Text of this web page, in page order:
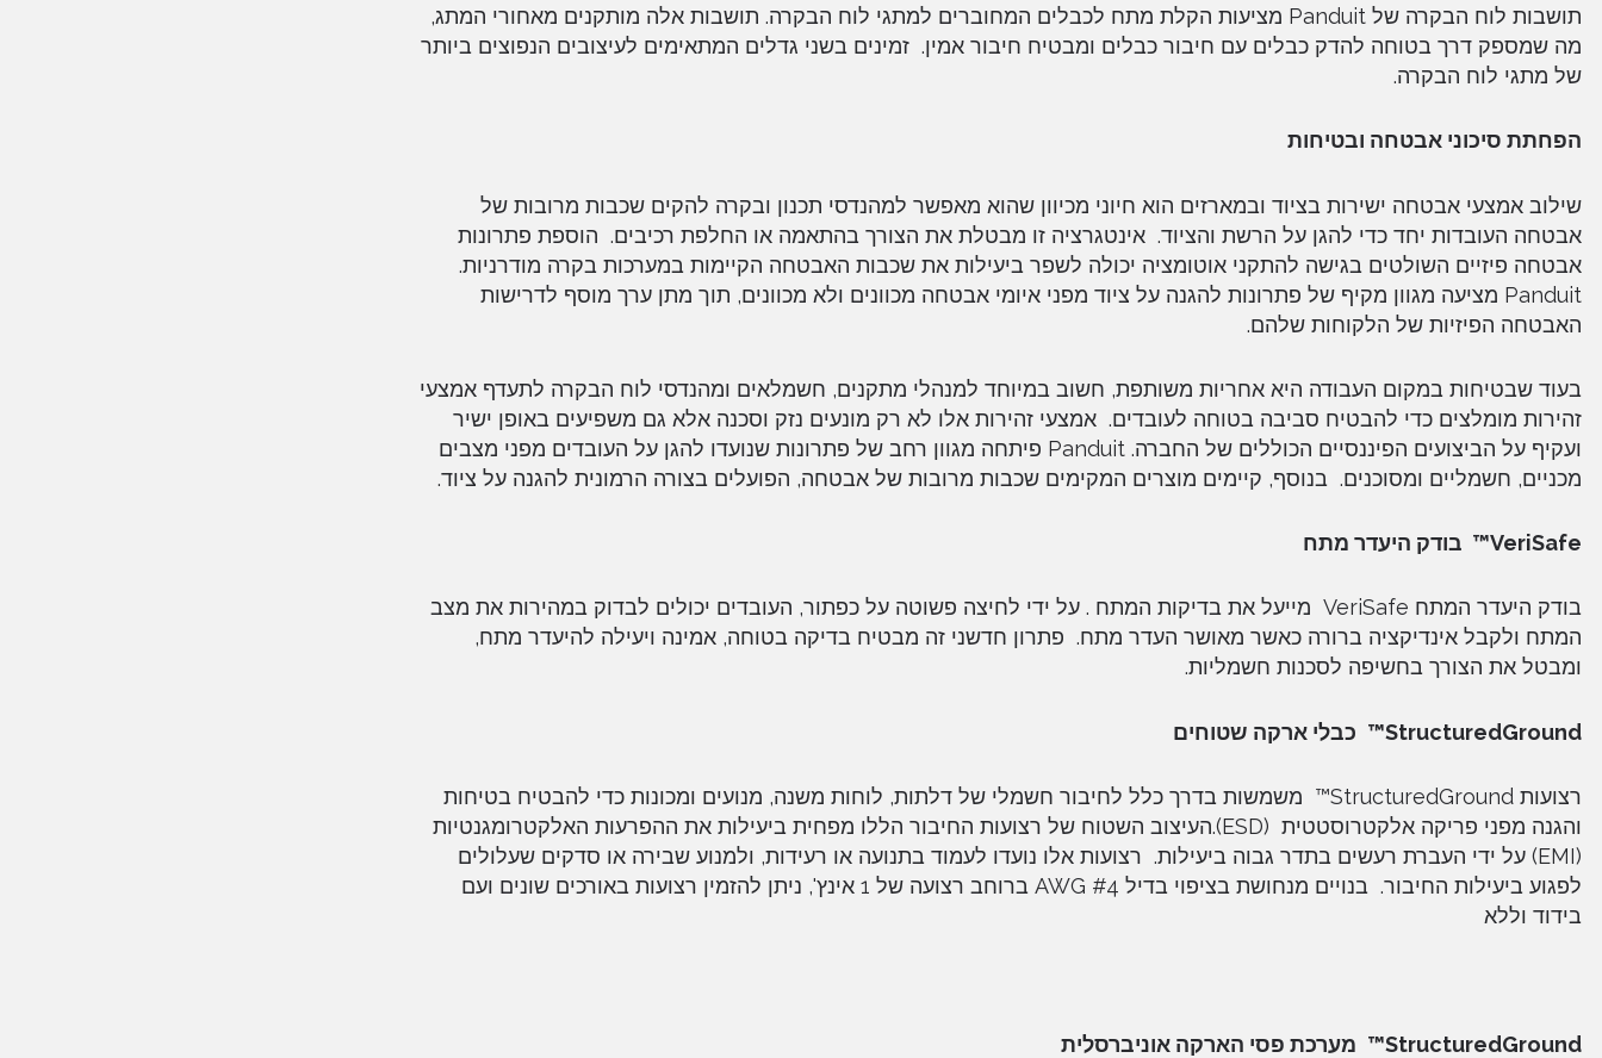
תושבות לוח הבקרה של Panduit מציעות הקלת מתח לכבלים המחוברים למתגי לוח הבקרה. תושבות אלה מותקנים מאחורי המתג,
מה שמספק דרך בטוחה להדק כבלים עם חיבור כבלים ומבטיח חיבור אמין. זמינים בשני גדלים המתאימים לעיצובים הנפוצים ביותר
של מתגי לוח הבקרה.
הפחתת סיכוני אבטחה ובטיחות
שילוב אמצעי אבטחה ישירות בציוד ובמארזים הוא חיוני מכיוון שהוא מאפשר למהנדסי תכנון ובקרה להקים שכבות מרובות של
אבטחה העובדות יחד כדי להגן על הרשת והציוד. אינטגרציה זו מבטלת את הצורך בהתאמה או החלפת רכיבים. הוספת פתרונות
אבטחה פיזיים השולטים בגישה להתקני אוטומציה יכולה לשפר ביעילות את שכבות האבטחה הקיימות במערכות בקרה מודרניות.
Panduit מציעה מגוון מקיף של פתרונות להגנה על ציוד מפני איומי אבטחה מכוונים ולא מכוונים, תוך מתן ערך מוסף לדרישות
האבטחה הפיזיות של הלקוחות שלהם.
בעוד שבטיחות במקום העבודה היא אחריות משותפת, חשוב במיוחד למנהלי מתקנים, חשמלאים ומהנדסי לוח הבקרה לתעדף אמצעי
זהירות מומלצים כדי להבטיח סביבה בטוחה לעובדים. אמצעי זהירות אלו לא רק מונעים נזק וסכנה אלא גם משפיעים באופן ישיר
ועקיף על הביצועים הפיננסיים הכוללים של החברה. Panduit פיתחה מגוון רחב של פתרונות שנועדו להגן על העובדים מפני מצבים
מכניים, חשמליים ומסוכנים. בנוסף, קיימים מוצרים המקימים שכבות מרובות של אבטחה, הפועלים בצורה הרמונית להגנה על ציוד.
VeriSafe™ בודק היעדר מתח
בודק היעדר המתח VeriSafe מייעל את בדיקות המתח . על ידי לחיצה פשוטה על כפתור, העובדים יכולים לבדוק במהירות את מצב
המתח ולקבל אינדיקציה ברורה כאשר מאושר העדר מתח. פתרון חדשני זה מבטיח בדיקה בטוחה, אמינה ויעילה להיעדר מתח,
ומבטל את הצורך בחשיפה לסכנות חשמליות.
StructuredGround™ כבלי ארקה שטוחים
רצועות StructuredGround™ משמשות בדרך כלל לחיבור חשמלי של דלתות, לוחות משנה, מנועים ומכונות כדי להבטיח בטיחות
והגנה מפני פריקה אלקטרוסטטית (ESD).העיצוב השטוח של רצועות החיבור הללו מפחית ביעילות את ההפרעות האלקטרומגנטיות
(EMI) על ידי העברת רעשים בתדר גבוה ביעילות. רצועות אלו נועדו לעמוד בתנועה או רעידות, ולמנוע שבירה או סדקים שעלולים
לפגוע ביעילות החיבור. בנויים מנחושת בציפוי בדיל #4 AWG ברוחב רצועה של 1 אינץ', ניתן להזמין רצועות באורכים שונים ועם
בידוד וללא
StructuredGround™ מערכת פסי הארקה אוניברסלית